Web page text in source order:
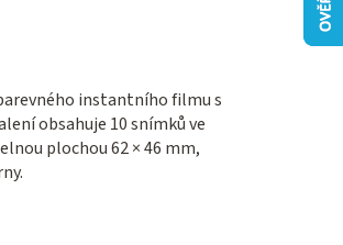
instantního filmu s
obsahuje 10 snímků ve
plochou 62 × 46 mm,